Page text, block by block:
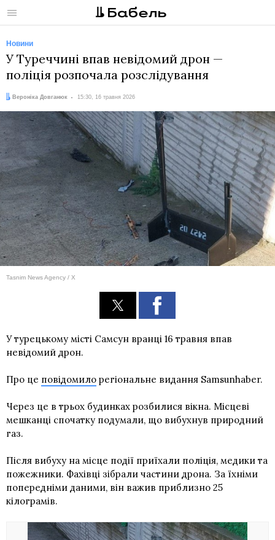
Меню
Новини
У Туреччині впав невідомий дрон —
поліція розпочала розслідування
Автор:
Вероніка Довганюк
Дата: 15:30, 16 травня 2026
Tasnim News Agency / X
У турецькому місті Самсун вранці 16 травня впав
невідомий дрон.
Про це повідомило регіональне видання Samsunhaber.
Через це в трьох будинках розбилися вікна. Місцеві
мешканці спочатку подумали, що вибухнув природний
газ.
Після вибуху на місце події приїхали поліція, медики та
пожежники. Фахівці зібрали частини дрона. За їхніми
попередніми даними, він важив приблизно 25
кілограмів.